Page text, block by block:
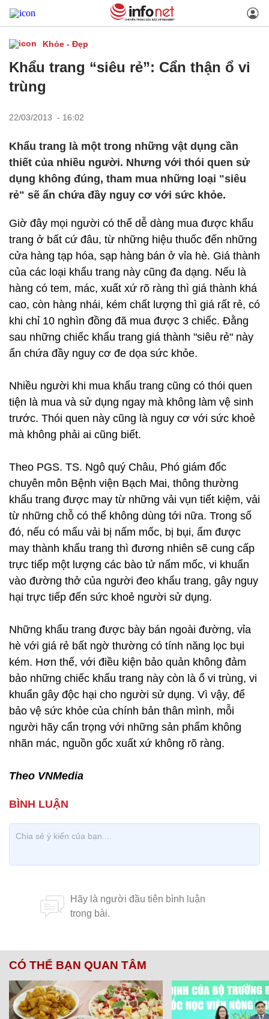
Khỏe - Đẹp
Khẩu trang “siêu rẻ”: Cẩn thận ổ vi
trùng
22/03/2013 - 16:02
Khẩu trang là một trong những vật dụng cần
thiết của nhiều người. Nhưng với thói quen sử
dụng không đúng, tham mua những loại "siêu
rẻ" sẽ ẩn chứa đầy nguy cơ với sức khỏe.
Giờ đây mọi người có thể dễ dàng mua được khẩu
trang ở bất cứ đâu, từ những hiệu thuốc đến những
cửa hàng tạp hóa, sạp hàng bán ở vỉa hè. Giá thành
của các loại khẩu trang này cũng đa dạng. Nếu là
hàng có tem, mác, xuất xứ rõ ràng thì giá thành khá
cao, còn hàng nhái, kém chất lượng thì giá rất rẻ, có
khi chỉ 10 nghìn đồng đã mua được 3 chiếc. Đằng
sau những chiếc khẩu trang giá thành "siêu rẻ" này
ẩn chứa đầy nguy cơ đe dọa sức khỏe.
Nhiều người khi mua khẩu trang cũng có thói quen
tiện là mua và sử dụng ngay mà không làm vệ sinh
trước. Thói quen này cũng là nguy cơ với sức khoẻ
mà không phải ai cũng biết.
Theo PGS. TS. Ngô quý Châu, Phó giám đốc
chuyên môn Bệnh viện Bạch Mai, thông thường
khẩu trang được may từ những vải vụn tiết kiệm, vải
từ những chỗ có thể không dùng tới nữa. Trong số
đó, nếu có mẩu vải bị nấm mốc, bị bụi, ẩm được
may thành khẩu trang thì đương nhiên sẽ cung cấp
trực tiếp một lượng các bào tử nấm mốc, vi khuẩn
vào đường thở của người đeo khẩu trang, gây nguy
hại trực tiếp đến sức khoẻ người sử dụng.
Những khẩu trang được bày bán ngoài đường, vỉa
hè với giá rẻ bất ngờ thường có tính năng lọc bụi
kém. Hơn thế, với điều kiện bảo quản không đảm
bảo những chiếc khẩu trang này còn là ổ vi trùng, vi
khuẩn gây độc hại cho người sử dụng. Vì vậy, để
bảo vệ sức khỏe của chính bản thân mình, mỗi
người hãy cẩn trọng với những sản phẩm không
nhãn mác, nguồn gốc xuất xứ không rõ ràng.
Theo VNMedia
CÓ THỂ BẠN QUAN TÂM